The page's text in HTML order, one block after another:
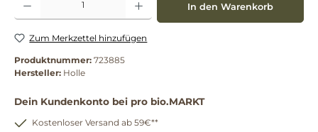
In den Warenkorb
Zum Merkzettel hinzufügen
Produktnummer: 723885
Hersteller: Holle
Dein Kundenkonto bei pro bio.MARKT
Kostenloser Versand ab 59€**